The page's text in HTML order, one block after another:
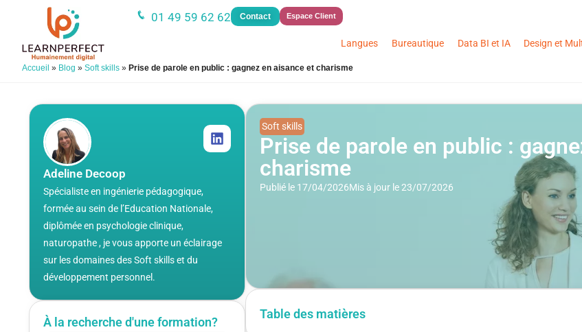
01 49 59 62 62 Contact Espace Client
Langues Bureautique Data BI et IA Design et
Accueil » Blog » Soft skills » Prise de parole en public : gagnez en aisance et charisme
Adeline Decoop
Spécialiste en ingénierie pédagogique,
formée au sein de l’Education Nationale,
diplômée en psychologie clinique,
naturopathe , je vous apporte un éclairage
sur les domaines des Soft skills et du
développement personnel.
À la recherche d'une formation?
Soft skills
Prise de parole en public :
charisme
Publié le 17/04/2026Mis à jour le 23/07/2026
Table des matières